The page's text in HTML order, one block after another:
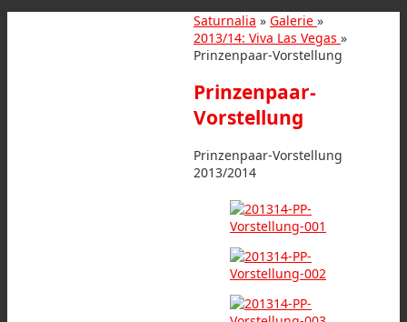
Saturnalia » Galerie »
2013/14: Viva Las Vegas »
Prinzenpaar-Vorstellung
Prinzenpaar-
Vorstellung
Prinzenpaar-Vorstellung
2013/2014